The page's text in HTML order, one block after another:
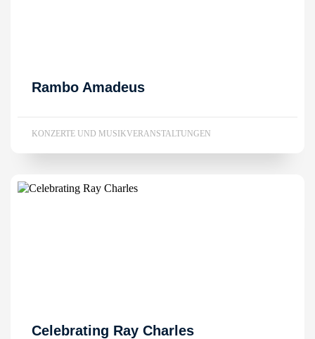
Rambo Amadeus
KONZERTE UND MUSIKVERANSTALTUNGEN
Celebrating Ray Charles